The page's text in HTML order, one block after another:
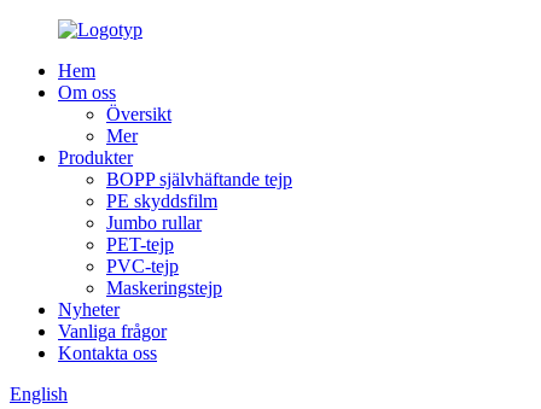
Hem
Om oss
Översikt
Mer
Produkter
BOPP självhäftande tejp
PE skyddsfilm
Jumbo rullar
PET-tejp
PVC-tejp
Maskeringstejp
Nyheter
Vanliga frågor
Kontakta oss
English